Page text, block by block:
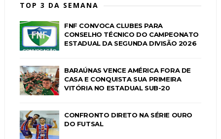
TOP 3 DA SEMANA
FNF CONVOCA CLUBES PARA
CONSELHO TÉCNICO DO CAMPEONATO
ESTADUAL DA SEGUNDA DIVISÃO 2026
BARAÚNAS VENCE AMÉRICA FORA DE
CASA E CONQUISTA SUA PRIMEIRA
VITÓRIA NO ESTADUAL SUB-20
CONFRONTO DIRETO NA SÉRIE OURO
DO FUTSAL